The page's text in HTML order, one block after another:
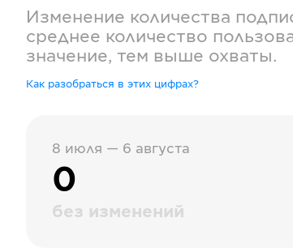
Изменение количества
среднее количество
значение, тем выше охваты.
Как разобраться в этих цифрах?
8 июля — 6 августа
0
без изменений